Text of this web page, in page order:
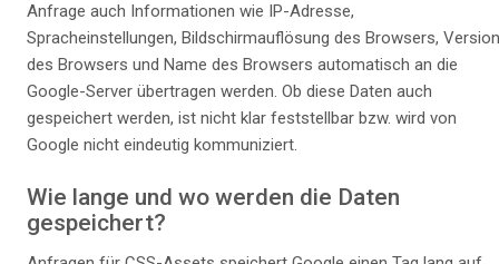
Anfrage auch Informationen wie IP-Adresse,
Spracheinstellungen, Bildschirmauflösung des Browsers, Version
des Browsers und Name des Browsers automatisch an die
Google-Server übertragen werden. Ob diese Daten auch
gespeichert werden, ist nicht klar feststellbar bzw. wird von
Google nicht eindeutig kommuniziert.
Wie lange und wo werden die Daten
gespeichert?